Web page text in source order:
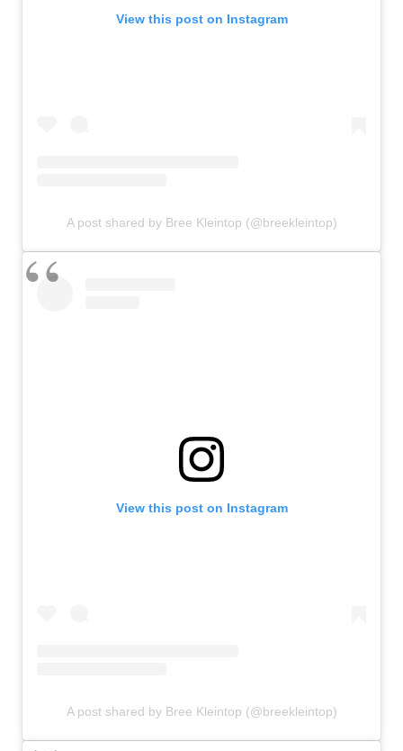
View this post on Instagram
A post shared by Bree Kleintop (@breekleintop)
View this post on Instagram
A post shared by Bree Kleintop (@breekleintop)